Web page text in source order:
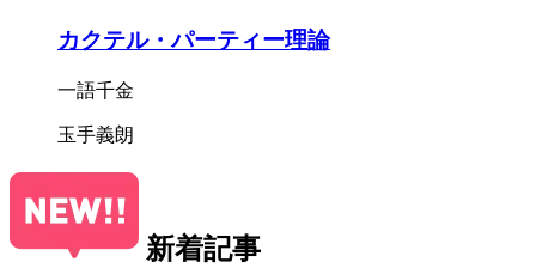
カクテル・パーティー理論
一語千金
玉手義朗
新着記事